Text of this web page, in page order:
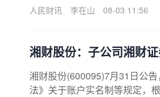
人民财讯
李在山 08-03 11:56
湘财股份：子公司湘财
湘财股份(600095)7月31日公
法》关于账户实名制等规定，